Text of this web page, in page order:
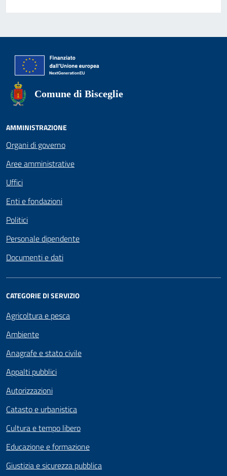
Comune di Bisceglie
AMMINISTRAZIONE
Organi di governo
Aree amministrative
Uffici
Enti e fondazioni
Politici
Personale dipendente
Documenti e dati
CATEGORIE DI SERVIZIO
Agricoltura e pesca
Ambiente
Anagrafe e stato civile
Appalti pubblici
Autorizzazioni
Catasto e urbanistica
Cultura e tempo libero
Educazione e formazione
Giustizia e sicurezza pubblica